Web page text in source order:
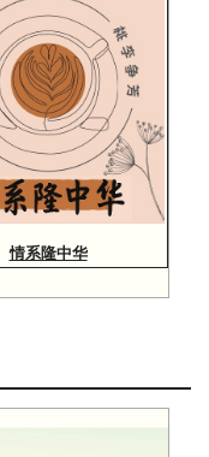
情系隆中华